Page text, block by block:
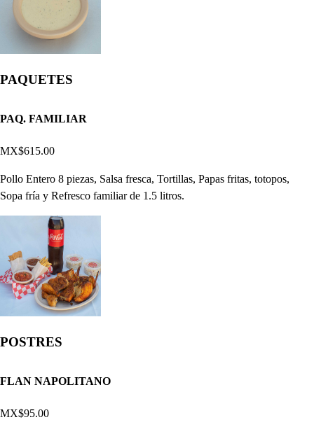
PAQUETES
PAQ. FAMILIAR
MX$615.00
Pollo Entero 8 piezas, Salsa fresca, Tortillas, Papas fritas, totopos,
Sopa fría y Refresco familiar de 1.5 litros.
POSTRES
FLAN NAPOLITANO
MX$95.00